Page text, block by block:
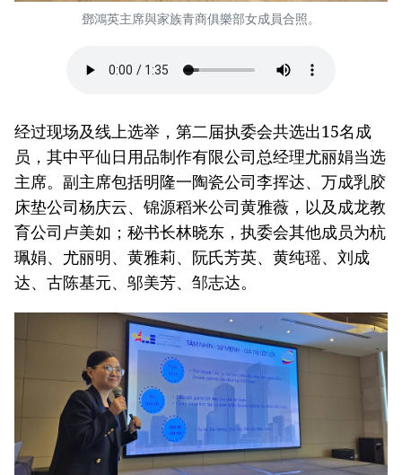
鄧鴻英主席與家族青商俱樂部女成員合照。
经过现场及线上选举，第二届执委会共选出15名成
员，其中平仙日用品制作有限公司总经理尤丽娟当选
主席。副主席包括明隆一陶瓷公司李挥达、万成乳胶
床垫公司杨庆云、锦源稻米公司黄雅薇，以及成龙教
育公司卢美如；秘书长林晓东，执委会其他成员为杭
珮娟、尤丽明、黄雅莉、阮氏芳英、黄纯瑶、刘成
达、古陈基元、邬美芳、邹志达。